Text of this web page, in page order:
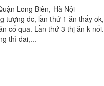
Long Biên, Hà Nội
tượng đc, lần thứ 1 ăn thấy ok,
cố qua. Lần thứ 3 thj ăn k nổi.
thì dai,...